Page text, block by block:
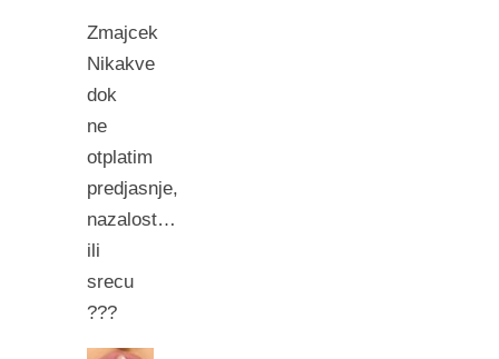
Zmajcek
Nikakve
dok
ne
otplatim
predjasnje,
nazalost…
ili
srecu
???